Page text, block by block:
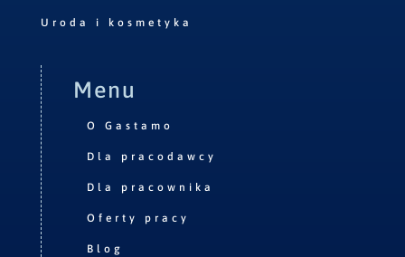
Uroda i kosmetyka
Menu
O Gastamo
Dla pracodawcy
Dla pracownika
Oferty pracy
Blog